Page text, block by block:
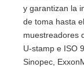
y garantizan la
de toma hasta
muestreadores
U-stamp e ISO
Sinopec,